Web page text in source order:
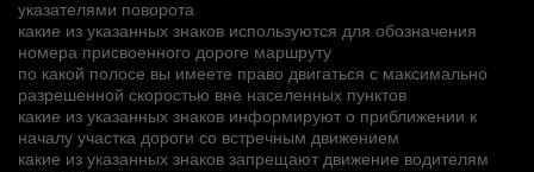
указателями поворота
какие из указанных знаков используются для обозначения
номера присвоенного дороге маршруту
по какой полосе вы имеете право двигаться с максимально
разрешенной скоростью вне населенных пунктов
какие из указанных знаков информируют о приближении к
началу участка дороги со встречным движением
какие из указанных знаков запрещают движение водителям